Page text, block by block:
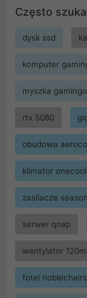
Często
dysk ssd
komputer
myszka
rtx 5080
obudowa
klimator onecool
zasilacze
serwer qnap
wentylator
fotel noblechairs